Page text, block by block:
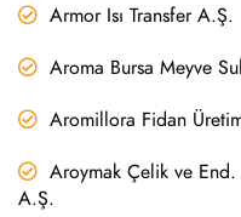
Armor Isı Transfer A.Ş.
Aroma Bursa Meyve
Aromillora Fidan
Aroymak Çelik ve End.
A.Ş.